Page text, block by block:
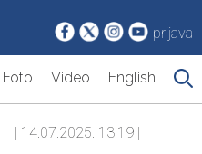
prijava
Foto Video English
| 14.07.2025. 13:19 |